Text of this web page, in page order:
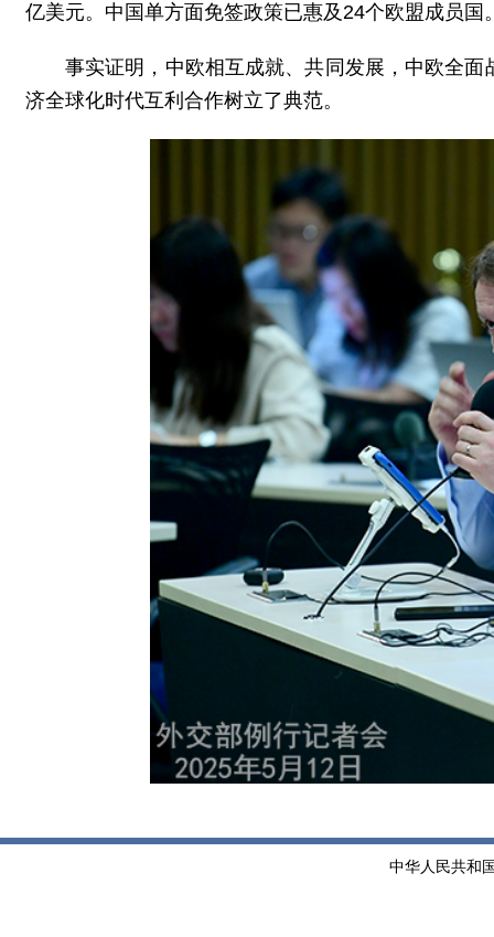
亿美元。中国单方面免签政策已惠及24个欧盟成员国
事实证明，中欧相互成就、共同发展，中欧全
济全球化时代互利合作树立了典范。
中华人民共和